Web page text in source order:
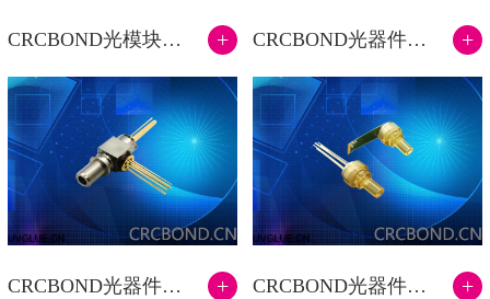
CRCBOND光模块组装低收缩UV胶水 + CRCBOND光器件OSA UV胶水 +
CRCBOND光器件BOSA UV胶水 + CRCBOND光器件ROSA UV胶水 +